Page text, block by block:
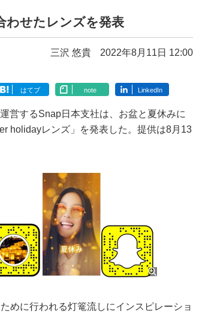
わせたレンズを発表
三沢 悠貴 2022年8月11日 12:00
はてブ note LinkedIn
営するSnap日本支社は、お盆と夏休みに
holidayレンズ」を発表した。提供は8月13
めに行われる灯篭流しにインスピレーショ